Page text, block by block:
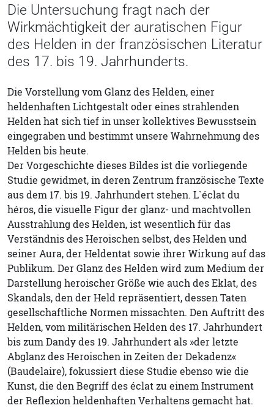
Die Untersuchung fragt nach der
Wirkmächtigkeit der auratischen Figur
des Helden in der französischen Literatur
des 17. bis 19. Jahrhunderts.
Die Vorstellung vom Glanz des Helden, einer
heldenhaften Lichtgestalt oder eines strahlenden
Helden hat sich tief in unser kollektives Bewusstsein
eingegraben und bestimmt unsere Wahrnehmung des
Helden bis heute.
Der Vorgeschichte dieses Bildes ist die vorliegende
Studie gewidmet, in deren Zentrum französische Texte
aus dem 17. bis 19. Jahrhundert stehen. L`éclat du
héros, die visuelle Figur der glanz- und machtvollen
Ausstrahlung des Helden, ist wesentlich für das
Verständnis des Heroischen selbst, des Helden und
seiner Aura, der Heldentat sowie ihrer Wirkung auf das
Publikum. Der Glanz des Helden wird zum Medium der
Darstellung heroischer Größe wie auch des Eklat, des
Skandals, den der Held repräsentiert, dessen Taten
gesellschaftliche Normen missachten. Den Auftritt des
Helden, vom militärischen Helden des 17. Jahrhundert
bis zum Dandy des 19. Jahrhundert als »der letzte
Abglanz des Heroischen in Zeiten der Dekadenz«
(Baudelaire), fokussiert diese Studie ebenso wie die
Kunst, die den Begriff des éclat zu einem Instrument
der Reflexion heldenhaften Verhaltens gemacht hat.